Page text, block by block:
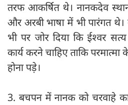
तरफ आकर्षित थे। नानकदेव
और अरबी भाषा में भी पारंगत
भी पर जोर दिया कि ईश्वर
कार्य करने चाहिए ताकि
होना पड़े।
3. बचपन में नानक को चरवाहे